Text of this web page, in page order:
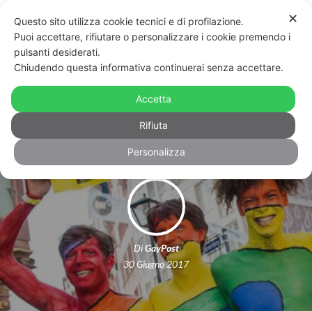
Matrimonio egualitario, voto storico
in Germania: il Bundestag ha detto sì
DiGayPost
30 Giugno 2017
✕
Questo sito utilizza cookie tecnici e di profilazione.
Puoi accettare, rifiutare o personalizzare i cookie premendo i
pulsanti desiderati.
Chiudendo questa informativa continuerai senza accettare.
Accetta
Rifiuta
Personalizza